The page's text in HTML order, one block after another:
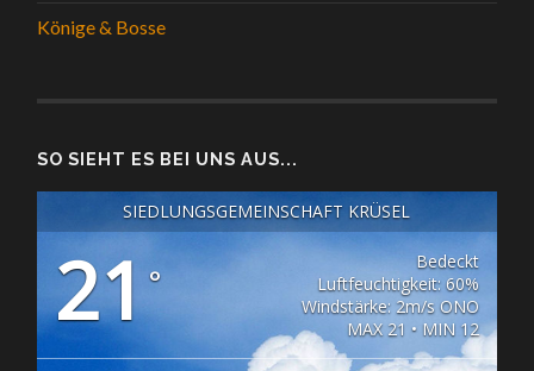
Könige & Bosse
SO SIEHT ES BEI UNS AUS...
SIEDLUNGSGEMEINSCHAFT KRÜSEL
21°
Bedeckt
Luftfeuchtigkeit: 60%
Windstärke: 2m/s ONO
MAX 21 • MIN 12